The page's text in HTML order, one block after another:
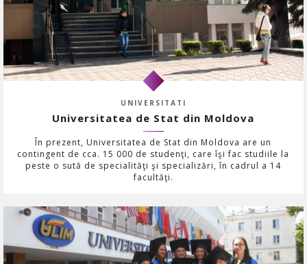
UNIVERSITATI
Universitatea de Stat din Moldova
În prezent, Universitatea de Stat din Moldova are un
contingent de cca. 15 000 de studenţi, care îşi fac studiile la
peste o sută de specialităţi şi specializări, în cadrul a 14
facultăţi.